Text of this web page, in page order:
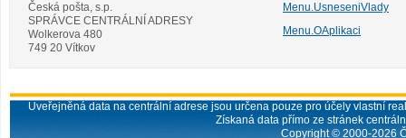
Česká pošta, s.p.
SPRÁVCE CENTRÁLNÍ ADRESY
Wolkerova 480
749 20 Vítkov
Menu.UsneseniVlady
Menu.OAplikaci
Uveřejněná data na centrální adrese jsou určena pouze pro účely vlastní
Získaná data přímo ze stránek
Copyright © 2000-2026